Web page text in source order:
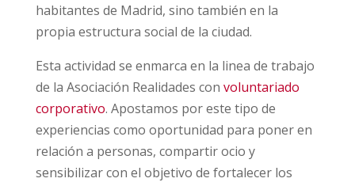
habitantes de Madrid, sino también en la
propia estructura social de la ciudad.
Esta actividad se enmarca en la linea de trabajo
de la Asociación Realidades con voluntariado
corporativo. Apostamos por este tipo de
experiencias como oportunidad para poner en
relación a personas, compartir ocio y
sensibilizar con el objetivo de fortalecer los